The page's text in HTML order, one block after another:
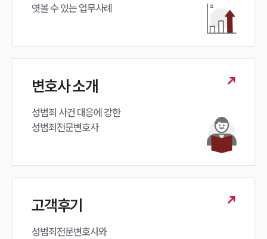
엿볼 수 있는 업무사례
변호사 소개
성범죄 사건 대응에 강한
성범죄전문변호사
고객후기
성범죄전문변호사와